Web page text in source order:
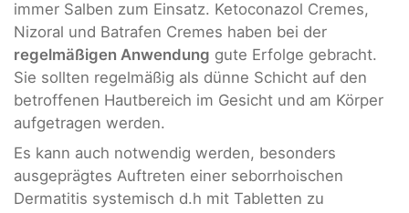
immer Salben zum Einsatz. Ketoconazol Cremes,
Nizoral und Batrafen Cremes haben bei der
regelmäßigen Anwendung gute Erfolge gebracht.
Sie sollten regelmäßig als dünne Schicht auf den
betroffenen Hautbereich im Gesicht und am Körper
aufgetragen werden.
Es kann auch notwendig werden, besonders
ausgeprägtes Auftreten einer seborrhoischen
Dermatitis systemisch d.h mit Tabletten zu